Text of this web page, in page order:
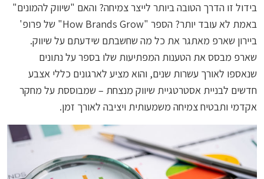
בידול זו הדרך הטובה ביותר לייצר צמיחה? והאם "שיווק להמונים"
באמת לא עובד יותר? הספר "How Brands Grow" של פרופ'
ביירון שארפ מאתגר את כל מה שחשבתם שידעתם על שיווק.
שארפ מבסס את הטענות המפתיעות שלו בספר על נתונים
שנאספו לאורך עשרות שנים, והוא מציע לארגונים כללי אצבע
חדשים לבניית אסטרטגיית שיווק מנצחת – שמבוססת על מחקר
אקדמי ותבטיח צמיחה משמעותית ויציבה לאורך זמן.